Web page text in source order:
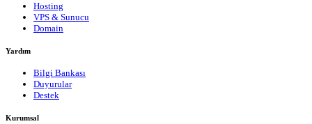
Hosting
VPS & Sunucu
Domain
Yardım
Bilgi Bankası
Duyurular
Destek
Kurumsal